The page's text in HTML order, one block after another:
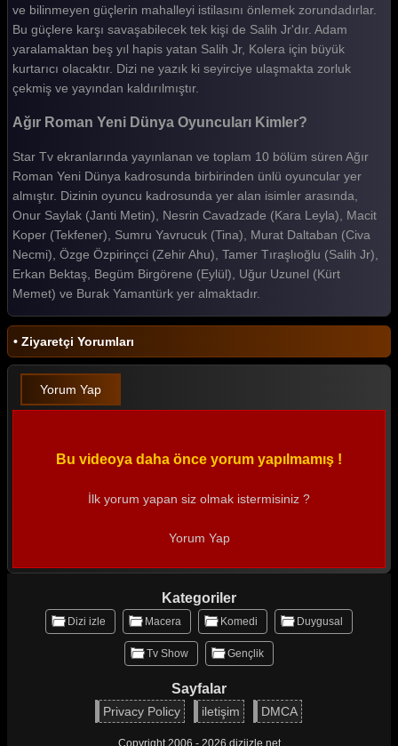
ve bilinmeyen güçlerin mahalleyi istilasını önlemek zorundadırlar.
Bu güçlere karşı savaşabilecek tek kişi de Salih Jr'dır. Adam
yaralamaktan beş yıl hapis yatan Salih Jr, Kolera için büyük
kurtarıcı olacaktır. Dizi ne yazık ki seyirciye ulaşmakta zorluk
çekmiş ve yayından kaldırılmıştır.
Ağır Roman Yeni Dünya Oyuncuları Kimler?
Star Tv ekranlarında yayınlanan ve toplam 10 bölüm süren Ağır
Roman Yeni Dünya kadrosunda birbirinden ünlü oyuncular yer
almıştır. Dizinin oyuncu kadrosunda yer alan isimler arasında,
Onur Saylak (Janti Metin), Nesrin Cavadzade (Kara Leyla), Macit
Koper (Tekfener), Sumru Yavrucuk (Tina), Murat Daltaban (Civa
Necmi), Özge Özpirinçci (Zehir Ahu), Tamer Tıraşlıoğlu (Salih Jr),
Erkan Bektaş, Begüm Birgörene (Eylül), Uğur Uzunel (Kürt
Memet) ve Burak Yamantürk yer almaktadır.
• Ziyaretçi Yorumları
Yorum Yap
Bu videoya daha önce yorum yapılmamış !
İlk yorum yapan siz olmak istermisiniz ?
Yorum Yap
Kategoriler
Dizi izle Macera Komedi Duygusal
Tv Show Gençlik
Sayfalar
Privacy Policy iletişim DMCA
Copyright 2006 - 2026 diziizle.net